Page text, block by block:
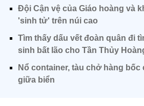
Đội Cận vệ của Giáo hoàng và
'sinh tử' trên núi cao
Tìm thấy dấu vết đoàn quân đi
sinh bất lão cho Tần Thủy
Nổ container, tàu chở hàng
giữa biển